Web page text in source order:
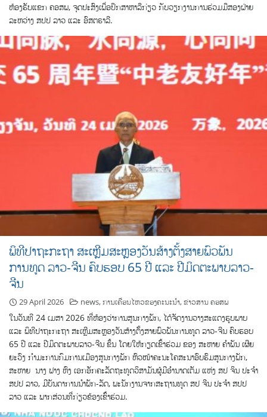
ຫ້ອງຮັບແຂກ ຄອສພ, ຈຸດປະສົງເພື່ອປຶກສາຫາລືກ່ຽວ ກັບວຽກງານການຮ່ວມມືສອງຝ່າຍ
ລະຫວ່າງ ສປປ ລາວ ແລະ ອົສຕຣາລີ.
ພິທີປາຖະກະຖາ ສະເຫຼີມສະຫຼອງວັນສ້າງຕັ້ງສາຍພົວພັນ
ການທູດ ລາວ-ຈີນ ຄົບຮອບ 65 ປີ ແລະ ປີມິດຕະພາບລາວ-
ຈີນ
29 April 2026 news,ການເຄື່ອນໄຫວຂອງຄະນະນຳ,ຂ່າວສານ ຄອສພ
ໃນວັນທີ 24 ເມສາ 2026 ທີ່ຫ້ອງວ່າການສູນກາງພັກ, ໄດ້ຈັດງານວາງສະແດງຮູບພາບ
ແລະ ພິທີປາຖະກະຖາ ສະເຫຼີມສະຫຼອງວັນສ້າງຕັ້ງສາຍພົວພັນການທູດ ລາວ-ຈີນ ຄົບຮອບ
65 ປີ ແລະ ປີມິດຕະພາບລາວ-ຈີນ ຂຶ້ນ ໂດຍໃຫ້ກຽດເຂົ້າຮ່ວມ ຂອງ ສະຫາຍ ຄຳພັນ ເຜີຍ
ຍະວົງ ກຳມະການກົມການເມືອງສູນກາງພັກ ຫົວໜ້າຄະນະໂຄສະນາອົບຮົມສູນກາງພັກ,
ສະຫາຍ ນາງ ຟາງ ຫົງ ເອກອັກຄະລັດຖະທູດວິສາມັນຜູ້ມີອຳນາດເຕັມ ແຫ່ງ ສປ ຈິນ ປະຈຳ
ສປປ ລາວ, ມີບັນດາການນຳພັກ-ລັດ, ພະນັກງານຈາກສະຖານທູດ ສປ ຈີນ ປະຈຳ ສປປ
ລາວ ແລະ ພາກສ່ວນທີ່ກ່ຽວຂ້ອງເຂົ້າຮ່ວມ.